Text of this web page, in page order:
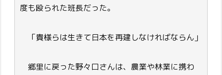
度も殴られた班長だった。
「貴様らは生きて日本を再建しなければならん」
郷里に戻った野々口さんは、農業や林業に携わ